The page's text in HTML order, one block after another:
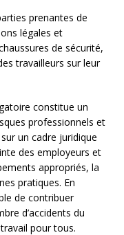
prenantes de
légales et
de sécurité,
travailleurs sur leur
constitue un
professionnels et
un cadre juridique
des employeurs et
appropriés, la
pratiques. En
de contribuer
d’accidents du
pour tous.